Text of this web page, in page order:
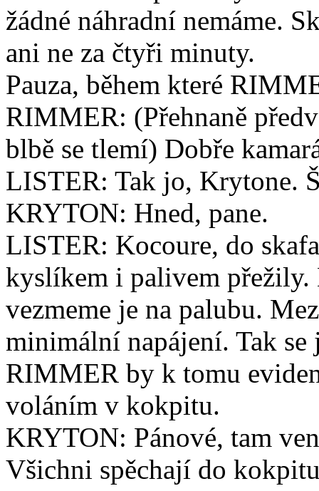
žádné náhradní nemáme.
ani ne za čtyři minuty.
Pauza, během které
RIMMER: (Přehnaně
blbě se tlemí) Dobře
LISTER: Tak jo, Krytone.
KRYTON: Hned, pane.
LISTER: Kocoure, do
kyslíkem i palivem přežily.
vezmeme je na palubu.
minimální napájení. Tak
RIMMER by k tomu
voláním v kokpitu.
KRYTON: Pánové, tam
Všichni spěchají do